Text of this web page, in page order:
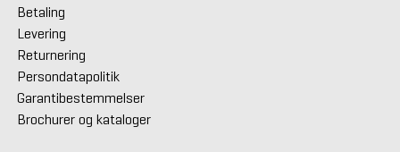
Betaling
Levering
Returnering
Persondatapolitik
Garantibestemmelser
Brochurer og kataloger